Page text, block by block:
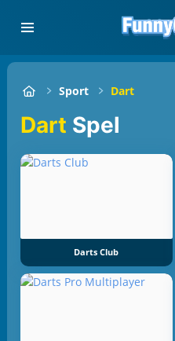
Sport Dart
Dart Spel
Darts Club